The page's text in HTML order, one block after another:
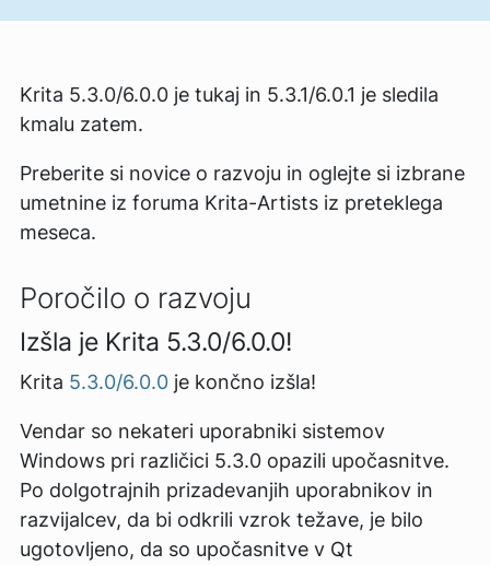
Krita 5.3.0/6.0.0 je tukaj in 5.3.1/6.0.1 je sledila
kmalu zatem.
Preberite si novice o razvoju in oglejte si izbrane
umetnine iz foruma Krita-Artists iz preteklega
meseca.
Poročilo o razvoju
Izšla je Krita 5.3.0/6.0.0!
Krita 5.3.0/6.0.0 je končno izšla!
Vendar so nekateri uporabniki sistemov
Windows pri različici 5.3.0 opazili upočasnitve.
Po dolgotrajnih prizadevanjih uporabnikov in
razvijalcev, da bi odkrili vzrok težave, je bilo
ugotovljeno, da so upočasnitve v Qt